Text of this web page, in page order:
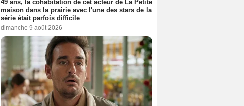
49 ans, la cohabitation de cet acteur de La Petite
maison dans la prairie avec l'une des stars de la
série était parfois difficile
dimanche 9 août 2026